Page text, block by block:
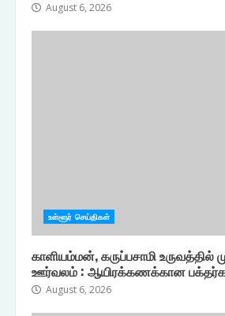
August 6, 2026
உள்ளூர் செய்திகள்
காளியம்மன், கருப்பசாமி உருவத்தில்
ஊர்வலம் : ஆயிரக்கணக்கான
August 6, 2026